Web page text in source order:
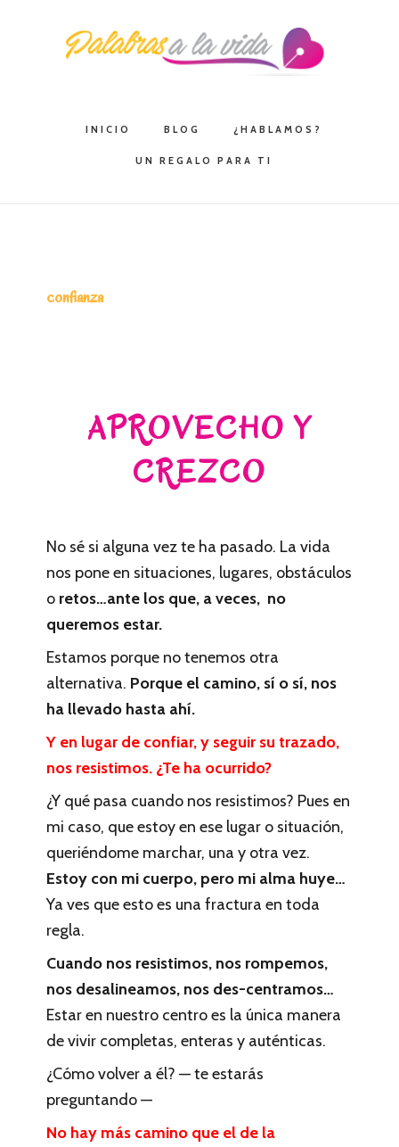
contenido
INICIO BLOG ¿HABLAMOS?
UN REGALO PARA TI
confianza
APROVECHO Y
CREZCO
No sé si alguna vez te ha pasado. La vida
nos pone en situaciones, lugares, obstáculos
o retos…ante los que, a veces, no
queremos estar.
Estamos porque no tenemos otra
alternativa. Porque el camino, sí o sí, nos
ha llevado hasta ahí.
Y en lugar de confiar, y seguir su trazado,
nos resistimos. ¿Te ha ocurrido?
¿Y qué pasa cuando nos resistimos? Pues en
mi caso, que estoy en ese lugar o situación,
queriéndome marchar, una y otra vez.
Estoy con mi cuerpo, pero mi alma huye…
Ya ves que esto es una fractura en toda
regla.
Cuando nos resistimos, nos rompemos,
nos desalineamos, nos des-centramos…
Estar en nuestro centro es la única manera
de vivir completas, enteras y auténticas.
¿Cómo volver a él? — te estarás
preguntando —
No hay más camino que el de la